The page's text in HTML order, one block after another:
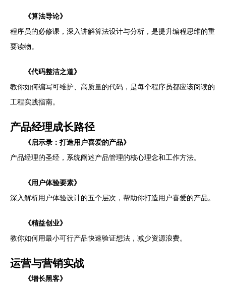
《算法导论》
程序员的必修课，深入讲解算法设计与分析，是提升编程思维的重
要读物。
《代码整洁之道》
教你如何编写可维护、高质量的代码，是每个程序员都应该阅读的
工程实践指南。
产品经理成长路径
《启示录：打造用户喜爱的产品》
产品经理的圣经，系统阐述产品管理的核心理念和工作方法。
《用户体验要素》
深入解析用户体验设计的五个层次，帮助你打造用户喜爱的产品。
《精益创业》
教你如何用最小可行产品快速验证想法，减少资源浪费。
运营与营销实战
《增长黑客》